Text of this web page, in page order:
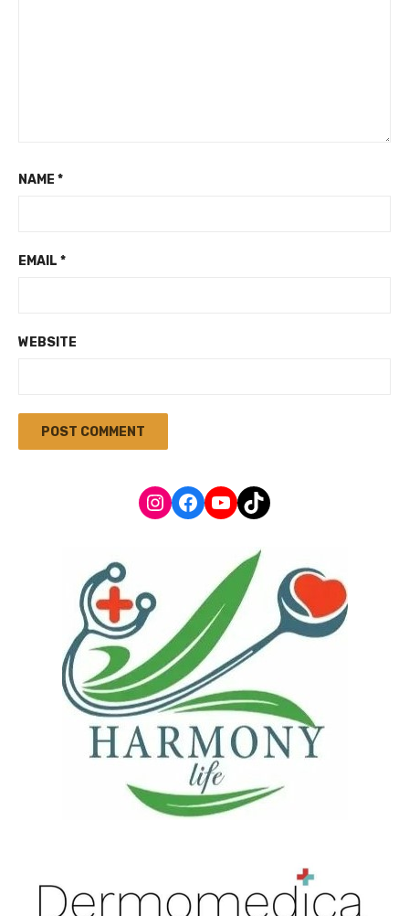
NAME *
EMAIL *
WEBSITE
Instagram
Facebook
YouTube
TikTok